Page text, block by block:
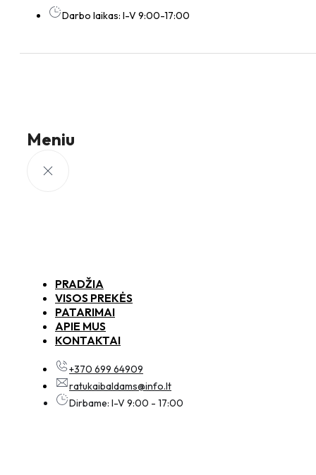
Darbo laikas: I-V 9:00-17:00
Meniu
PRADŽIA
VISOS PREKĖS
PATARIMAI
APIE MUS
KONTAKTAI
+370 699 64909
ratukaibaldams@info.lt
Dirbame: I-V 9:00 - 17:00